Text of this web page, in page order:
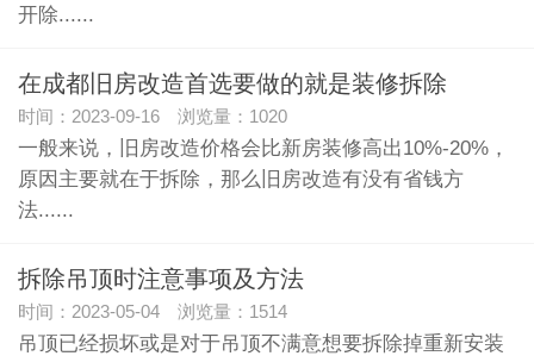
开除......
在成都旧房改造首选要做的就是装修拆除
时间：2023-09-16 浏览量：1020
一般来说，旧房改造价格会比新房装修高出10%-20%，
原因主要就在于拆除，那么旧房改造有没有省钱方
法......
拆除吊顶时注意事项及方法
时间：2023-05-04 浏览量：1514
吊顶已经损坏或是对于吊顶不满意想要拆除掉重新安装